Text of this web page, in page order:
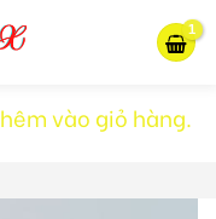
vào giỏ hàng.